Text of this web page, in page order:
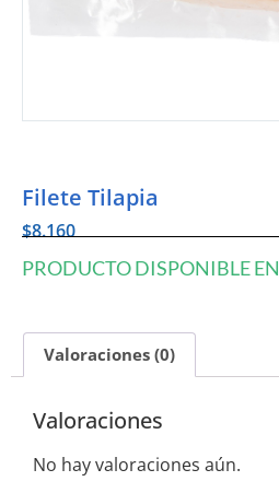
Filete Tilapia
$8.160
PRODUCTO DISPONIBLE EN
Valoraciones (0)
Valoraciones
No hay valoraciones aún.